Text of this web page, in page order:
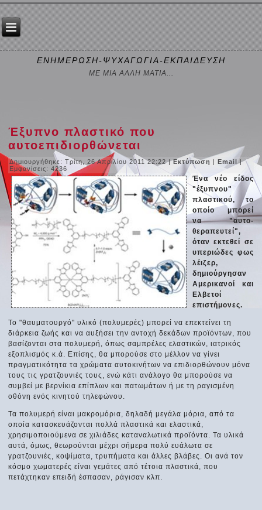
ΕΝΗΜΕΡΩΣΗ-ΨΥΧΑΓΩΓΙΑ-ΕΚΠΑΙΔΕΥΣΗ
ΜΕ ΜΙΑ ΑΛΛΗ ΜΑΤΙΑ...
Έξυπνο πλαστικό που
αυτοεπιδιορθώνεται
Δημιουργήθηκε: Τρίτη, 26 Απριλίου 2011 22:22|Εκτύπωση |Email|
Εμφανίσεις: 4236
Ένα νέο είδος
"έξυπνου"
πλαστικού, το
οποίο μπορεί
να "αυτο-
θεραπευτεί",
όταν εκτεθεί σε
υπεριώδες φως
λέιζερ,
δημιούργησαν
Αμερικανοί και
Ελβετοί
επιστήμονες.
Το "θαυματουργό" υλικό (πολυμερές) μπορεί να επεκτείνει τη
διάρκεια ζωής και να αυξήσει την αντοχή δεκάδων προϊόντων, που
βασίζονται στα πολυμερή, όπως σαμπρέλες ελαστικών, ιατρικός
εξοπλισμός κ.ά. Επίσης, θα μπορούσε στο μέλλον να γίνει
πραγματικότητα τα χρώματα αυτοκινήτων να επιδιορθώνουν μόνα
τους τις γρατζουνιές τους, ενώ κάτι ανάλογο θα μπορούσε να
συμβεί με βερνίκια επίπλων και πατωμάτων ή με τη ραγισμένη
οθόνη ενός κινητού τηλεφώνου.
Τα πολυμερή είναι μακρομόρια, δηλαδή μεγάλα μόρια, από τα
οποία κατασκευάζονται πολλά πλαστικά και ελαστικά,
χρησιμοποιούμενα σε χιλιάδες καταναλωτικά προϊόντα. Τα υλικά
αυτά, όμως, θεωρούνται μέχρι σήμερα πολύ ευάλωτα σε
γρατζουνιές, κοψίματα, τρυπήματα και άλλες βλάβες. Οι ανά τον
κόσμο χωματερές είναι γεμάτες από τέτοια πλαστικά, που
πετάχτηκαν επειδή έσπασαν, ράγισαν κλπ.